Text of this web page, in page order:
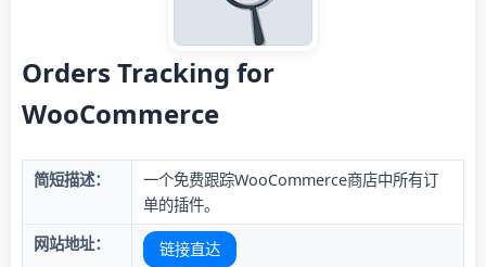
Orders Tracking for
WooCommerce
简短描述：
一个免费跟踪WooCommerce商店中所有订
单的插件。
网站地址：
链接直达